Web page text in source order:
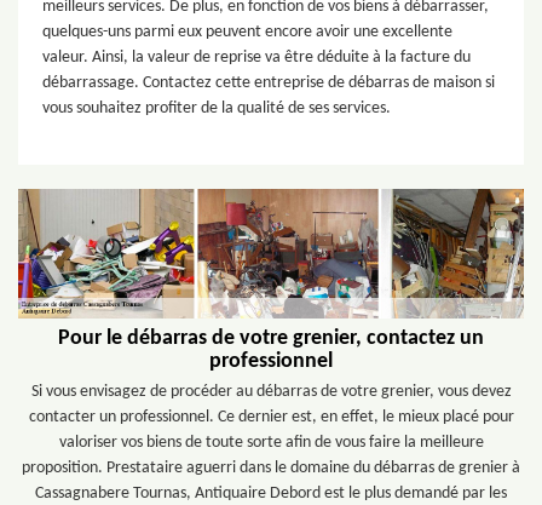
meilleurs services. De plus, en fonction de vos biens à débarrasser,
quelques-uns parmi eux peuvent encore avoir une excellente
valeur. Ainsi, la valeur de reprise va être déduite à la facture du
débarrassage. Contactez cette entreprise de débarras de maison si
vous souhaitez profiter de la qualité de ses services.
Pour le débarras de votre grenier, contactez un
professionnel
Si vous envisagez de procéder au débarras de votre grenier, vous devez
contacter un professionnel. Ce dernier est, en effet, le mieux placé pour
valoriser vos biens de toute sorte afin de vous faire la meilleure
proposition. Prestataire aguerri dans le domaine du débarras de grenier à
Cassagnabere Tournas, Antiquaire Debord est le plus demandé par les